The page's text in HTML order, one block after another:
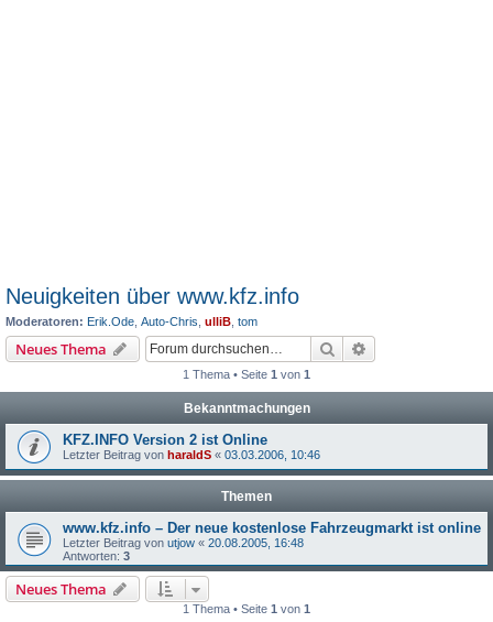
Neuigkeiten über www.kfz.info
Moderatoren: Erik.Ode Auto-Chris ulliB tom
Neues Thema Suche
1 Thema • Seite 1 von 1
Bekanntmachungen
KFZ.INFO Version 2 ist Online
Letzter Beitrag von haraldS « 03.03.2006, 10:46
Themen
www.kfz.info – Der neue kostenlose Fahrzeugmarkt ist online
Letzter Beitrag von utjow « 20.08.2005, 16:48
Antworten: 3
Neues Thema
1 Thema • Seite 1 von 1